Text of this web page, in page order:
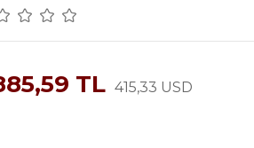
TL 415,33 USD